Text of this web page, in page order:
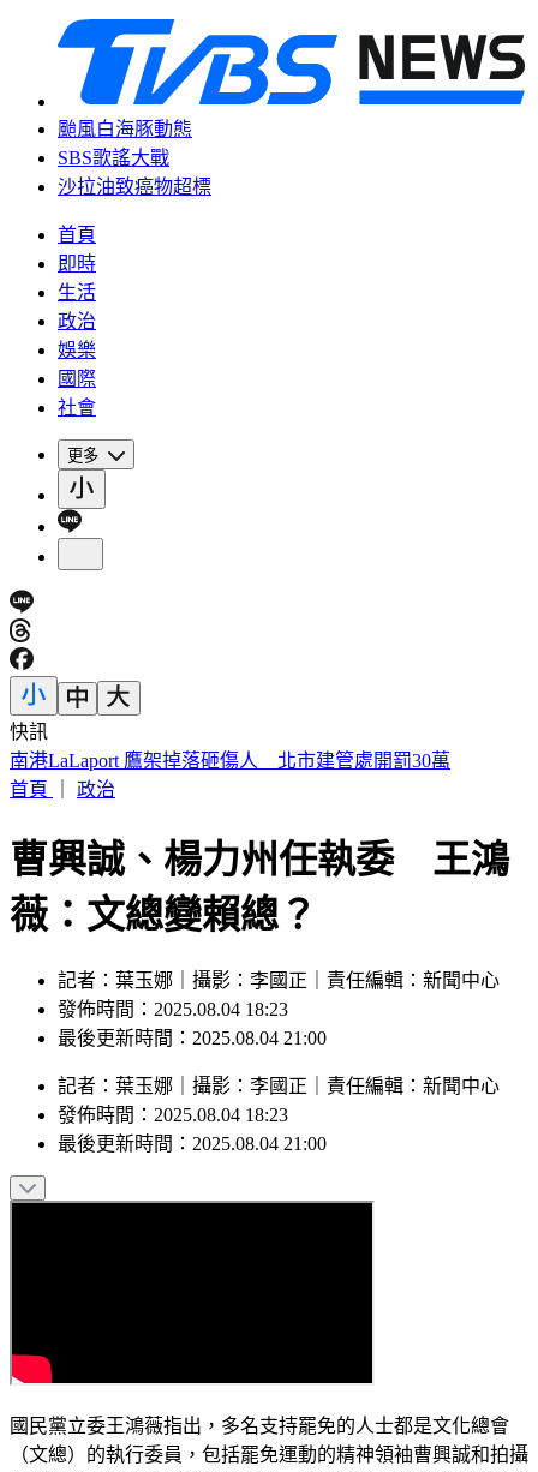
颱風白海豚動態
SBS歌謠大戰
沙拉油致癌物超標
首頁
即時
生活
政治
娛樂
國際
社會
更多
快訊
明放颱風假？白海豚颱風「最新暴風圈侵襲率」曝 這縣市達
59％
曹興誠、楊力州任執委 王鴻
薇：文總變賴總？
記者：葉玉娜｜攝影：李國正｜責任編輯：新聞中心
發佈時間：2025.08.04 18:23
記者：葉玉娜｜攝影：李國正
發佈時間：2025.08.04 18:23
國民黨立委王鴻薇指出，多名支持罷免的人士都是文化總會